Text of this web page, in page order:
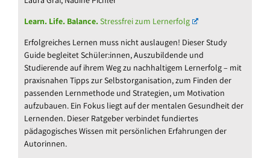
Learn. Life. Balance.Stressfrei zum Lernerfolg
Erfolgreiches Lernen muss nicht auslaugen! Dieser Study
Guide begleitet Schüler:innen, Auszubildende und
Studierende auf ihrem Weg zu nachhaltigem Lernerfolg – mit
praxisnahen Tipps zur Selbstorganisation, zum Finden der
passenden Lernmethode und Strategien, um Motivation
aufzubauen. Ein Fokus liegt auf der mentalen Gesundheit der
Lernenden. Dieser Ratgeber verbindet fundiertes
pädagogisches Wissen mit persönlichen Erfahrungen der
Autorinnen.